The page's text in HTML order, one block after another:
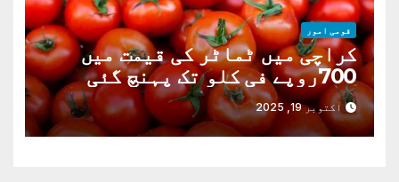
قومی امور
کراچی میں ٹماٹر کی قیمت میں
700روپے فی کلو تک پہنچ گئی
اکتوبر 19, 2025